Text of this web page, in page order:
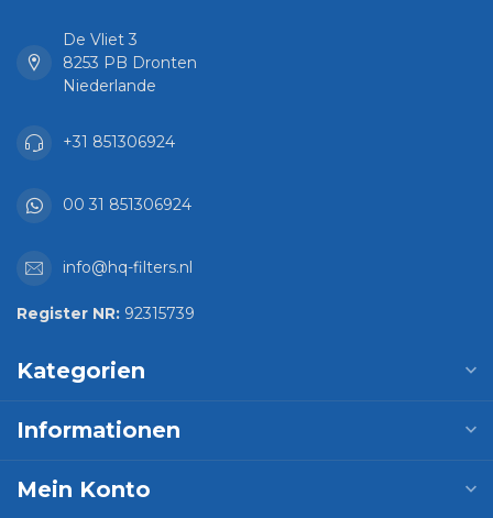
De Vliet 3
8253 PB Dronten
Niederlande
+31 851306924
00 31 851306924
info@hq-filters.nl
Register NR: 92315739
Kategorien
Informationen
Mein Konto